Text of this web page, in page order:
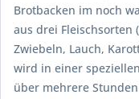
Brotbacken im noch
aus drei Fleischsorten
Zwiebeln, Lauch,
wird in einer
über mehrere